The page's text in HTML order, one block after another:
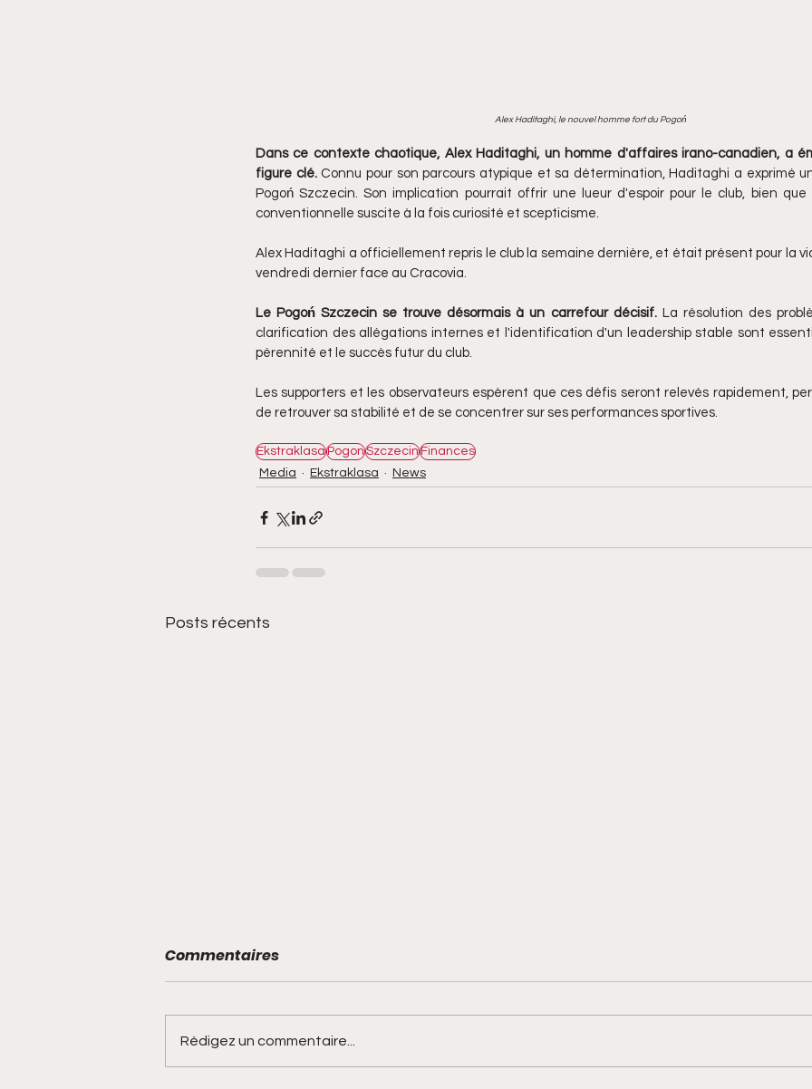
Alex Haditaghi, le nouvel homme fort du Pogoń
Dans ce contexte chaotique, Alex Haditaghi, un homme d'affaires irano-canadien, a
figure clé. Connu pour son parcours atypique et sa détermination, Haditaghi a exprimé
Pogoń Szczecin. Son implication pourrait offrir une lueur d'espoir pour le club, bien
conventionnelle suscite à la fois curiosité et scepticisme.
Alex Haditaghi a officiellement repris le club la semaine dernière, et était présent pour la
vendredi dernier face au Cracovia.
Le Pogoń Szczecin se trouve désormais à un carrefour décisif. La résolution des
clarification des allégations internes et l'identification d'un leadership stable sont
pérennité et le succès futur du club.
Les supporters et les observateurs espèrent que ces défis seront relevés rapidement,
de retrouver sa stabilité et de se concentrer sur ses performances sportives.
EkstraklasaPogonSzczecinFinances
Media
Ekstraklasa News
Posts récents
Commentaires
Rédigez un commentaire...